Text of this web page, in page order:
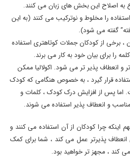
به اصلاح این بخش های زبان می کنند.
را مخلوط و نوترکیب می کنند (به این
گفته می شود).
، برخی از کودکان جملات کوتاهتری استفاده
را برای بیان خود به کار می برند.
و انعطاف پذیر تر می شود. اکولالیا ممکن
قرار گیرد ، به خصوص هنگامی که کودک
اما پس از افزایش درک کودک ، کلمات و
و انعطاف پذیر استفاده می شوند.
اینکه چرا کودکان از آن استفاده می کنند و
انعطاف پذیرتر عمل می کند ، شما برای کمک
می کند ، مجهز تر خواهید بود.